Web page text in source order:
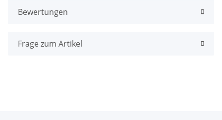
Bewertungen
Frage zum Artikel